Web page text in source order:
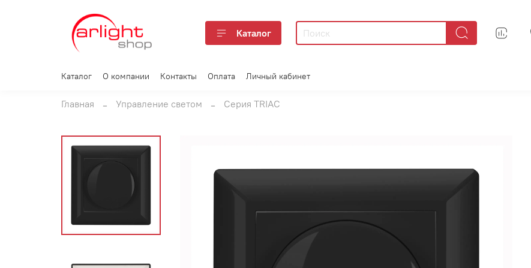
Каталог
Каталог О компании Контакты Оплата Личный кабинет
Главная Управление светом Серия TRIAC